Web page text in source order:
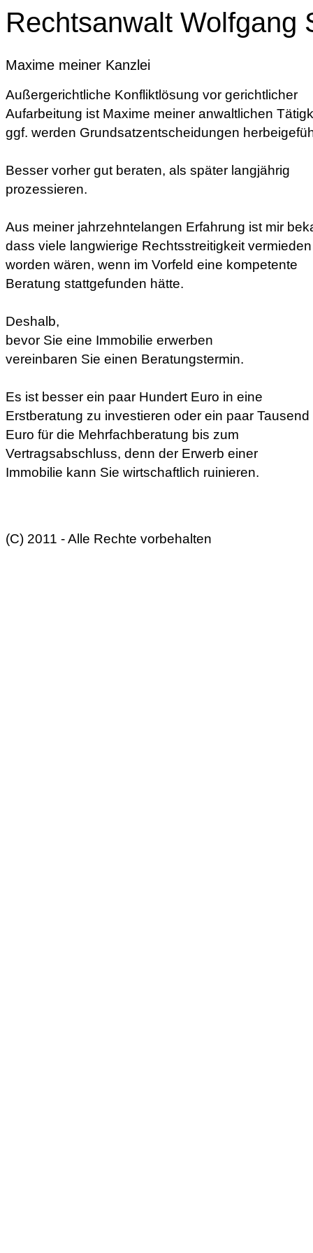
Rechtsanwalt Wolfgang
Maxime meiner Kanzlei
Außergerichtliche Konfliktlösung vor gerichtlicher
Aufarbeitung ist Maxime meiner anwaltlichen
ggf. werden Grundsatzentscheidungen
Besser vorher gut beraten, als später langjährig
prozessieren.
Aus meiner jahrzehntelangen Erfahrung ist mir
dass viele langwierige Rechtsstreitigkeit vermieden
worden wären, wenn im Vorfeld eine kompetente
Beratung stattgefunden hätte.
Deshalb,
bevor Sie eine Immobilie erwerben
vereinbaren Sie einen Beratungstermin.
Es ist besser ein paar Hundert Euro in eine
Erstberatung zu investieren oder ein paar Tausend
Euro für die Mehrfachberatung bis zum
Vertragsabschluss, denn der Erwerb einer
Immobilie kann Sie wirtschaftlich ruinieren.
(C) 2011 - Alle Rechte vorbehalten